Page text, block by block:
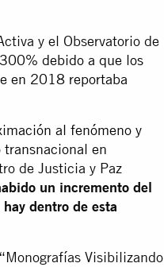
y el Observatorio de
300% debido a que los
en 2018 reportaba
al fenómeno y
transnacional en
de Justicia y Paz
un incremento del
dentro de esta
Visibilizando